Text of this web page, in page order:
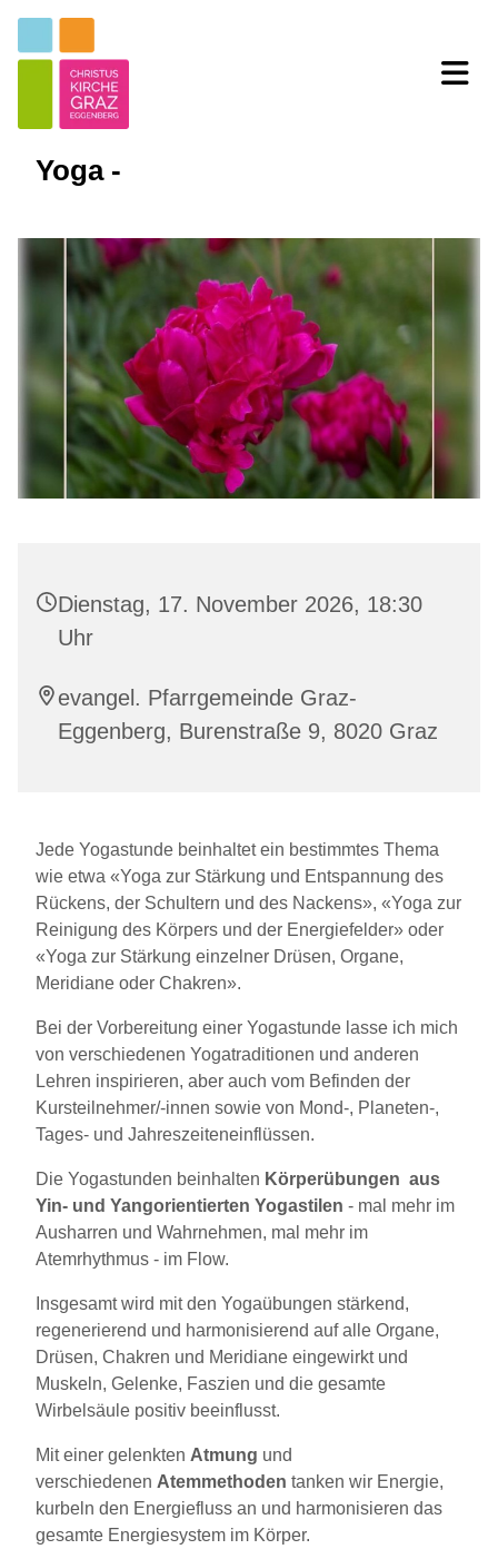
Yoga -
Dienstag, 17. November 2026, 18:30
Uhr
evangel. Pfarrgemeinde Graz-
Eggenberg, Burenstraße 9, 8020 Graz
Jede Yogastunde beinhaltet ein bestimmtes Thema
wie etwa «Yoga zur Stärkung und Entspannung des
Rückens, der Schultern und des Nackens», «Yoga zur
Reinigung des Körpers und der Energiefelder» oder
«Yoga zur Stärkung einzelner Drüsen, Organe,
Meridiane oder Chakren».
Bei der Vorbereitung einer Yogastunde lasse ich mich
von verschiedenen Yogatraditionen und anderen
Lehren inspirieren, aber auch vom Befinden der
Kursteilnehmer/-innen sowie von Mond-, Planeten-,
Tages- und Jahreszeiteneinflüssen.
Die Yogastunden beinhalten Körperübungen aus
Yin- und Yangorientierten Yogastilen - mal mehr im
Ausharren und Wahrnehmen, mal mehr im
Atemrhythmus - im Flow.
Insgesamt wird mit den Yogaübungen stärkend,
regenerierend und harmonisierend auf alle Organe,
Drüsen, Chakren und Meridiane eingewirkt und
Muskeln, Gelenke, Faszien und die gesamte
Wirbelsäule positiv beeinflusst.
Mit einer gelenkten Atmung und
verschiedenen Atemmethoden tanken wir Energie,
kurbeln den Energiefluss an und harmonisieren das
gesamte Energiesystem im Körper.